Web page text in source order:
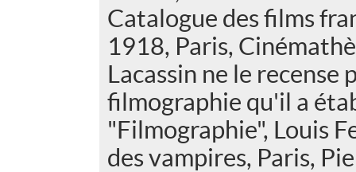
Catalogue des films
1918, Paris,
Lacassin ne le recense
filmographie qu'il a
"Filmographie", Louis
des vampires, Paris,